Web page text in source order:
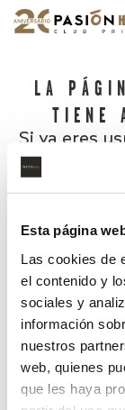
Esta página
Las cookies de
el contenido y
sociales y
información
nuestros
web, quienes
que les haya
LA
TIENE
Si ya eres
¿Has olvidado tu